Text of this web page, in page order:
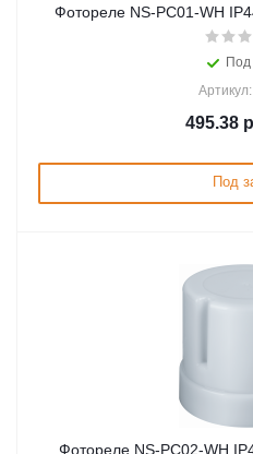
Под
495.38
Под
Фотореле NS-PC02-WH